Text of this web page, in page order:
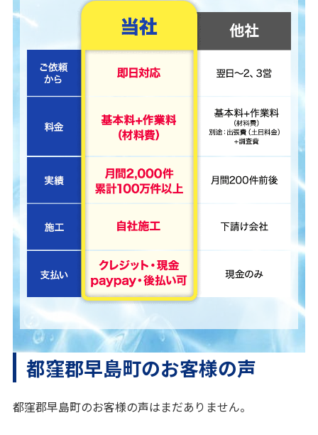
都窪郡早島町のお客様の声
都窪郡早島町のお客様の声はまだありません。